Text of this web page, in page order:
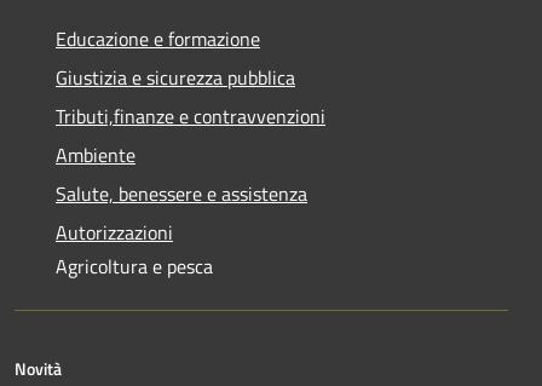
Educazione e formazione
Giustizia e sicurezza pubblica
Tributi,finanze e contravvenzioni
Ambiente
Salute, benessere e assistenza
Autorizzazioni
Agricoltura e pesca
Novità